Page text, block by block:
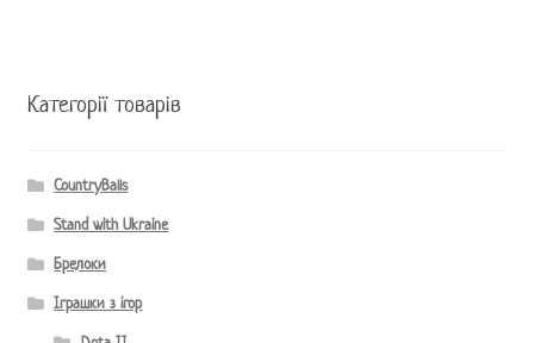
Категорії товарів
CountryBalls
Stand with Ukraine
Брелоки
Іграшки з ігор